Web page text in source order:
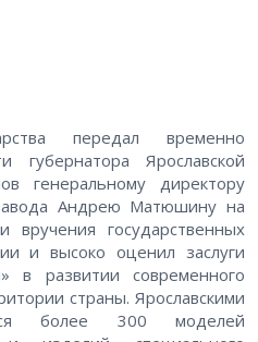
передал временно
губернатора Ярославской
генеральному директору
Андрею Матюшину на
вручения государственных
и высоко оценил заслуги
в развитии современного
страны. Ярославскими
более 300 моделей